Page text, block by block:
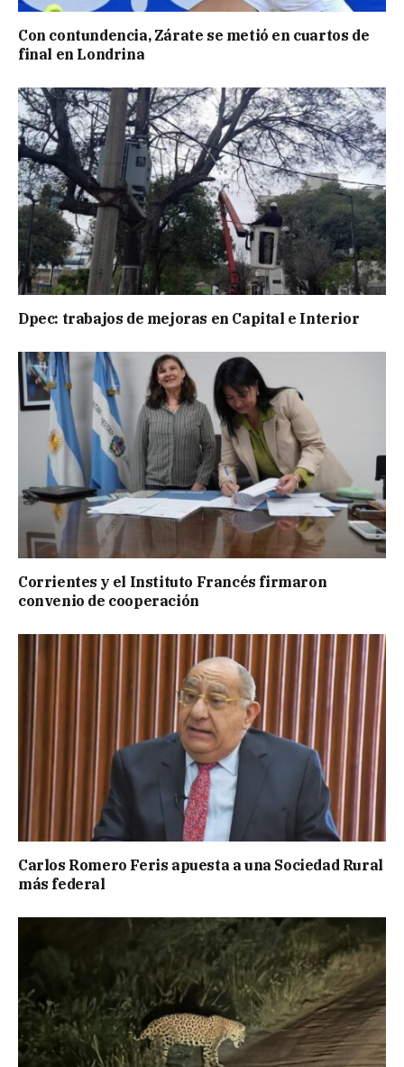
Con contundencia, Zárate se metió en cuartos de
final en Londrina
Dpec: trabajos de mejoras en Capital e Interior
Corrientes y el Instituto Francés firmaron
convenio de cooperación
Carlos Romero Feris apuesta a una Sociedad Rural
más federal